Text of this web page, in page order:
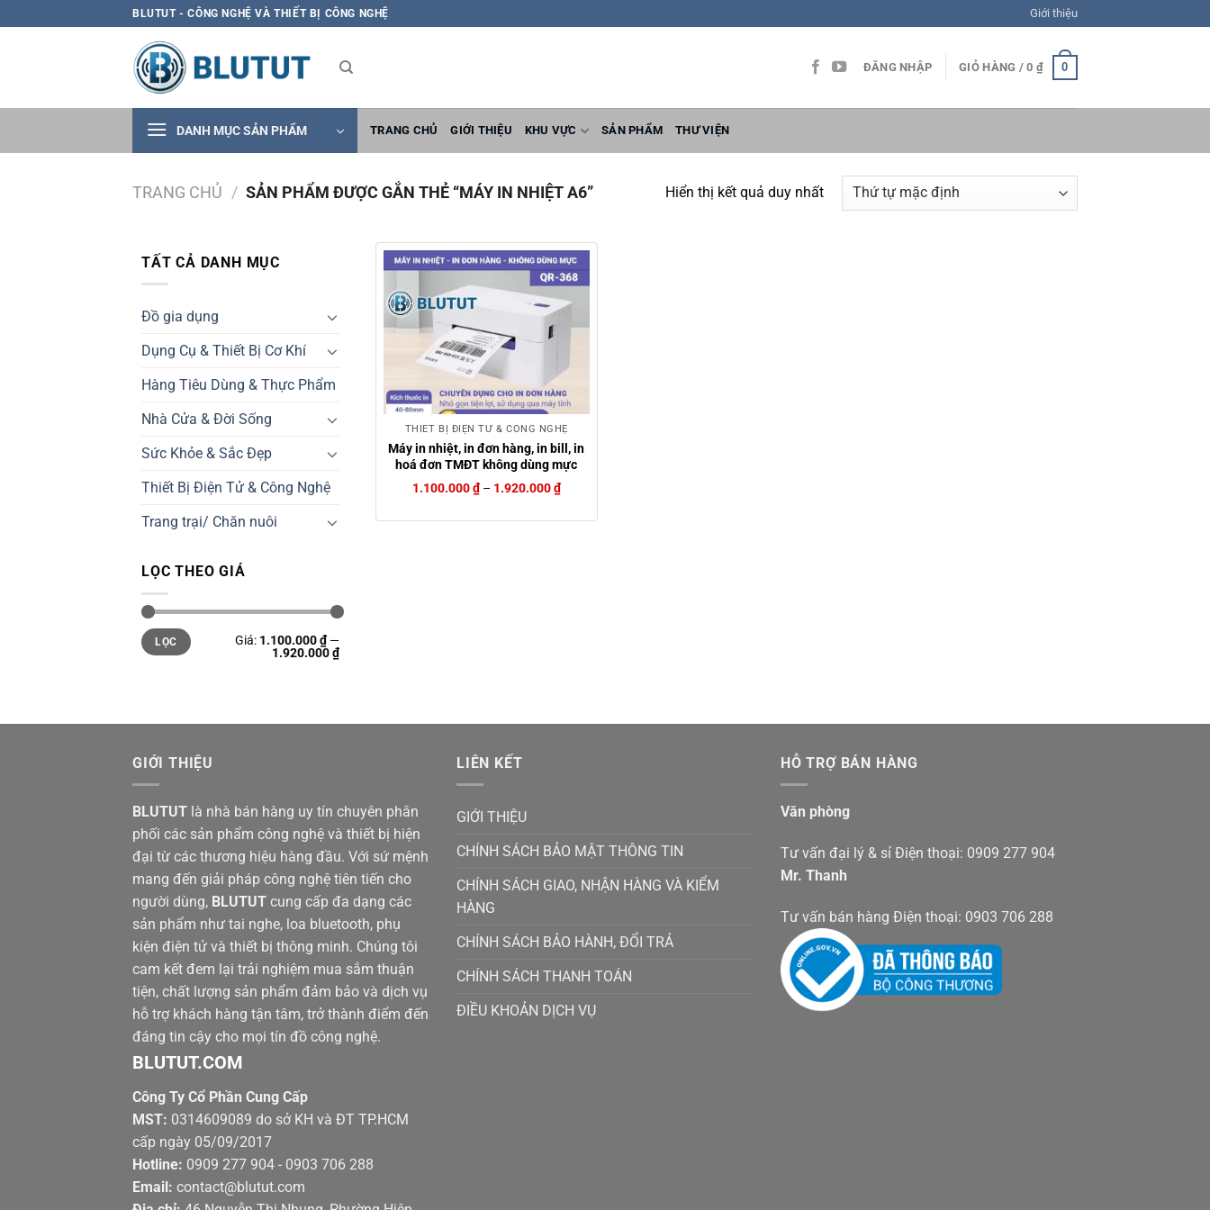
to
BLUTUT - CÔNG NGHỆ VÀ THIẾT BỊ CÔNG NGHỆ Giới thiệu
ĐĂNG NHẬP GIỎ HÀNG /0 ₫ 0
DANH MỤC SẢN PHẨM TRANG CHỦ GIỚI THIỆU KHU VỰC SẢN PHẨM THƯ VIỆN
TRANG CHỦ / SẢN PHẨM ĐƯỢC GẮN THẺ “MÁY IN NHIỆT A6” Hiển thị kết quả duy nhất
TẤT CẢ DANH MỤC
Đồ gia dụng
Dụng Cụ & Thiết Bị Cơ Khí
Hàng Tiêu Dùng & Thực Phẩm
Nhà Cửa & Đời Sống
Sức Khỏe & Sắc Đẹp
Thiết Bị Điện Tử & Công Nghệ
Trang trại/ Chăn nuôi
LỌC THEO GIÁ
Giá
thấp
nhất
Giá
cao
nhất
LỌC Giá: 1.100.000 ₫—
1.920.000 ₫
THIẾT BỊ ĐIỆN TỬ & CÔNG NGHỆ
Máy in nhiệt, in đơn hàng, in bill, in
hoá đơn TMĐT không dùng mực
1.100.000₫– 1.920.000₫
GIỚI THIỆU
BLUTUT là nhà bán hàng uy tín chuyên phân
phối các sản phẩm công nghệ và thiết bị hiện
đại từ các thương hiệu hàng đầu. Với sứ mệnh
mang đến giải pháp công nghệ tiên tiến cho
người dùng, BLUTUT cung cấp đa dạng các
sản phẩm như tai nghe, loa bluetooth, phụ
kiện điện tử và thiết bị thông minh. Chúng tôi
cam kết đem lại trải nghiệm mua sắm thuận
tiện, chất lượng sản phẩm đảm bảo và dịch vụ
hỗ trợ khách hàng tận tâm, trở thành điểm đến
đáng tin cậy cho mọi tín đồ công nghệ.
BLUTUT.COM
Công Ty Cổ Phần Cung Cấp
MST: 0314609089 do sở KH và ĐT TP.HCM
cấp ngày 05/09/2017
Hotline: 0909 277 904 - 0903 706 288
Email: contact@blutut.com
LIÊN KẾT
GIỚI THIỆU
CHÍNH SÁCH BẢO MẬT THÔNG TIN
CHÍNH SÁCH GIAO, NHẬN HÀNG VÀ KIỂM
HÀNG
CHÍNH SÁCH BẢO HÀNH, ĐỔI TRẢ
CHÍNH SÁCH THANH TOÁN
ĐIỀU KHOẢN DỊCH VỤ
HỖ TRỢ BÁN HÀNG
Văn phòng
Tư vấn đại lý & sỉ Điện thoại: 0909 277 904
Mr. Thanh
Tư vấn bán hàng Điện thoại: 0903 706 288